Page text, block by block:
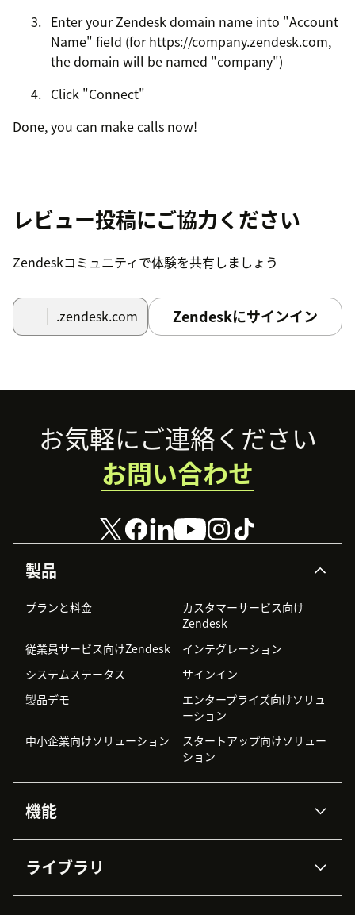
Enter your Zendesk domain name into "Account
Name" field (for https://company.zendesk.com,
the domain will be named "company")
Click "Connect"
Done, you can make calls now!
レビュー投稿にご協力ください
Zendeskコミュニティで体験を共有しましょう
.zendesk.com Zendeskにサインイン
Footer
製品
プランと料金
カスタマーサービス向け
Zendesk
従業員サービス向けZendesk
インテグレーション
システムステータス
サインイン
製品デモ
エンタープライズ向けソリュ
ーション
中小企業向けソリューション
スタートアップ向けソリュー
ション
機能
Zendesk AI
高度なデータプライバシーと
ナレッジベース
ライブラリ
お気軽にご連絡ください
お問い合わせ